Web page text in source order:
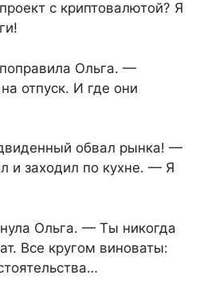
с криптовалютой? Я
Ольга. —
отпуск. И где они
обвал рынка! —
и заходил по кухне. — Я
Ольга. — Ты никогда
Все кругом виноваты: